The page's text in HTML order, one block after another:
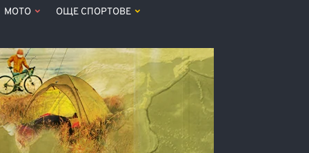
МОТО ОЩЕ СПОРТОВЕ